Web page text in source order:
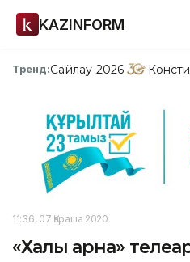
KAZINFORM
Тренд:Сайлау-2026
11:36, 07 Қараша 2020
«Халық арна»